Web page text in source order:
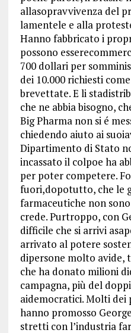
allasopravvivenza del
lamentele e alla
Hanno fabbricato i
possono
700 dollari per
dei 10.000 richiesti
brevettate. E li
che ne abbia bisogno,
Big Pharma non si é
chiedendo aiuto ai
Dipartimento di Stato
incassato il colpoe ha
per poter competere.
fuori,dopotutto, che le
farmaceutiche non
crede. Purtroppo, con
difficile che si arrivi
arrivato al potere
dipersone molto avide,
che ha donato milioni
campagna, più del
aidemocratici. Molti dei
hanno promosso
stretti con l’industria